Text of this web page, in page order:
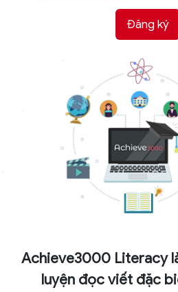
Achieve3000 Literacy
luyện đọc viết đặc